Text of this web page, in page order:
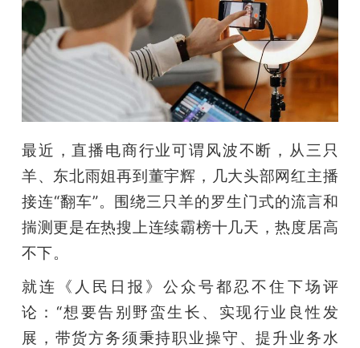
开
课
动
中
心
GAIR
最近，直播电商行业可谓风波不断，从三只
羊、东北雨姐再到董宇辉，几大头部网红主播
接连“翻车”。围绕三只羊的罗生门式的流言和
揣测更是在热搜上连续霸榜十几天，热度居高
不下。
就连《人民日报》公众号都忍不住下场评
论：“想要告别野蛮生长、实现行业良性发
展，带货方务须秉持职业操守、提升业务水